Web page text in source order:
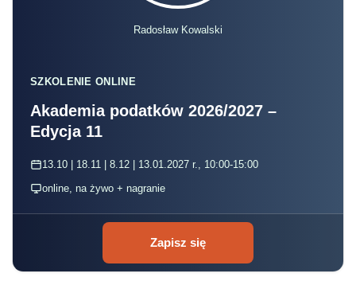
Radosław Kowalski
SZKOLENIE ONLINE
Akademia podatków 2026/2027 –
Edycja 11
13.10 | 18.11 | 8.12 | 13.01.2027 r., 10:00-15:00
online, na żywo + nagranie
Zapisz się